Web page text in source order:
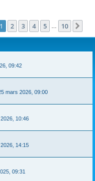
1sur10
1 2 3 4 5 10
09:42
mars 2026, 09:00
10:46
14:15
09:31